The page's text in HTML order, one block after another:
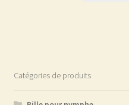
Catégories de produits